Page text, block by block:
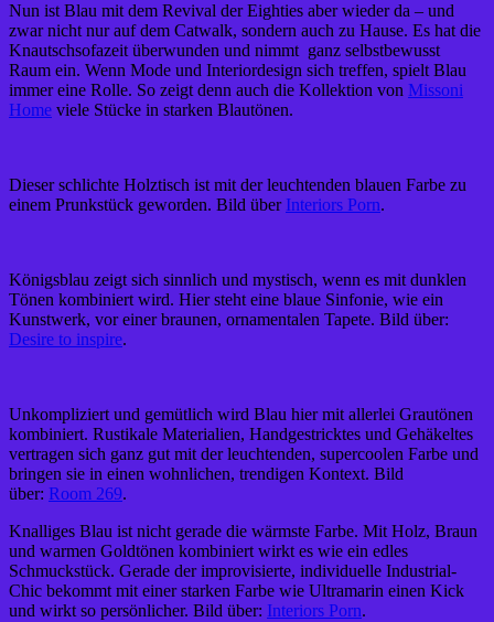
Nun ist Blau mit dem Revival der Eighties aber wieder da – und
zwar nicht nur auf dem Catwalk, sondern auch zu Hause. Es hat die
Knautschsofazeit überwunden und nimmt ganz selbstbewusst
Raum ein. Wenn Mode und Interiordesign sich treffen, spielt Blau
immer eine Rolle. So zeigt denn auch die Kollektion von Missoni
Home viele Stücke in starken Blautönen.
Dieser schlichte Holztisch ist mit der leuchtenden blauen Farbe zu
einem Prunkstück geworden. Bild über Interiors Porn.
Königsblau zeigt sich sinnlich und mystisch, wenn es mit dunklen
Tönen kombiniert wird. Hier steht eine blaue Sinfonie, wie ein
Kunstwerk, vor einer braunen, ornamentalen Tapete. Bild über:
Desire to inspire.
Unkompliziert und gemütlich wird Blau hier mit allerlei Grautönen
kombiniert. Rustikale Materialien, Handgestricktes und Gehäkeltes
vertragen sich ganz gut mit der leuchtenden, supercoolen Farbe und
bringen sie in einen wohnlichen, trendigen Kontext. Bild
über: Room 269.
Knalliges Blau ist nicht gerade die wärmste Farbe. Mit Holz, Braun
und warmen Goldtönen kombiniert wirkt es wie ein edles
Schmuckstück. Gerade der improvisierte, individuelle Industrial-
Chic bekommt mit einer starken Farbe wie Ultramarin einen Kick
und wirkt so persönlicher. Bild über: Interiors Porn.